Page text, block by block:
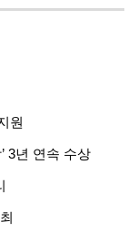
원
3년 연속 수상